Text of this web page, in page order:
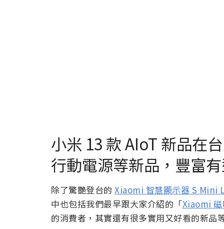
小米 13 款 AIoT 新品在
行動電源等新品，豐富
除了驚艷登台的 Xiaomi 智慧顯示器 S Mini
中也包括我們最早跟大家介紹的「Xiaomi 磁
的消費者，其實還有很多實用又好看的新品